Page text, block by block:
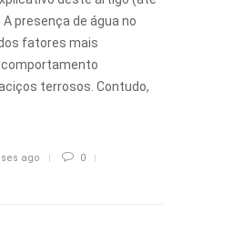
presença de água no
fatores mais
terrosos. Contudo,
ago
0